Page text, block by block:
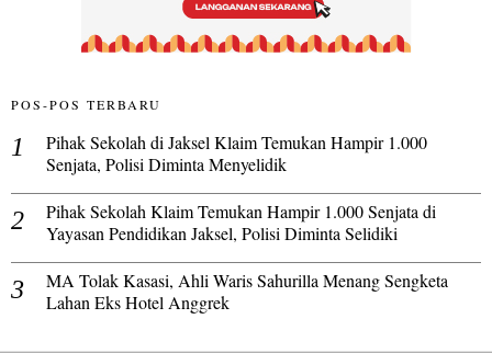
POS-POS TERBARU
Pihak Sekolah di Jaksel Klaim Temukan Hampir 1.000
Senjata, Polisi Diminta Menyelidik
Pihak Sekolah Klaim Temukan Hampir 1.000 Senjata di
Yayasan Pendidikan Jaksel, Polisi Diminta Selidiki
MA Tolak Kasasi, Ahli Waris Sahurilla Menang Sengketa
Lahan Eks Hotel Anggrek